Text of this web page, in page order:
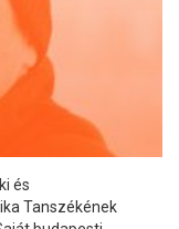
és
Tanszékének